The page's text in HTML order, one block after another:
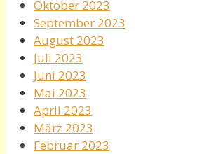
Oktober 2023
September 2023
August 2023
Juli 2023
Juni 2023
Mai 2023
April 2023
März 2023
Februar 2023